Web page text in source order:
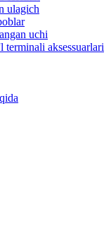
ulagich
uchi
aksessuarlari